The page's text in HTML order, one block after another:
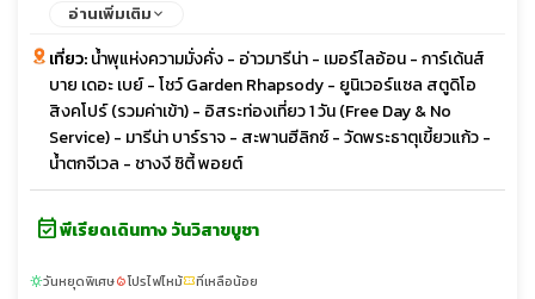
อ่านเพิ่มเติม
เที่ยว:น้ำพุแห่งความมั่งคั่ง - อ่าวมารีน่า - เมอร์ไลอ้อน - การ์เด้นส์
บาย เดอะ เบย์ - โชว์ Garden Rhapsody - ยูนิเวอร์แซล สตูดิโอ
สิงคโปร์ (รวมค่าเข้า) - อิสระท่องเที่ยว 1 วัน (Free Day & No
Service) - มารีน่า บาร์ราจ - สะพานฮีลิกซ์ - วัดพระธาตุเขี้ยวแก้ว -
น้ำตกจีเวล - ชางงี ซิตี้ พอยต์
event_availableพีเรียดเดินทาง วันวิสาขบูชา
sunnyวันหยุดพิเศษlocal_fire_departmentโปรไฟไหม้confirmation_numberที่เหลือน้อย